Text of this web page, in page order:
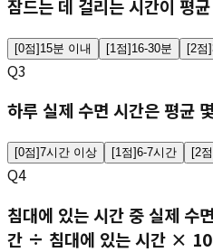
잠드는 데 걸리는 시간이 평
[0점] 15분 이내 [1 점] 16-30분 [2점]
Q3
하루 실제 수면 시간은 평균
[0점]7시간 이상 [1점]6-7시간 [2
Q4
침대에 있는 시간 중 실제 수
간 ÷ 침대에 있는 시간 ×